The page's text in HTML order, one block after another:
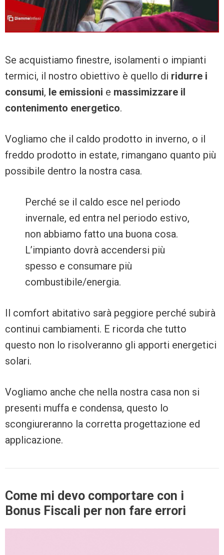
Se acquistiamo finestre, isolamenti o impianti
termici, il nostro obiettivo è quello di ridurre i
consumi, le emissioni e massimizzare il
contenimento energetico.
Vogliamo che il caldo prodotto in inverno, o il
freddo prodotto in estate, rimangano quanto più
possibile dentro la nostra casa.
Perché se il caldo esce nel periodo
invernale, ed entra nel periodo estivo,
non abbiamo fatto una buona cosa.
L’impianto dovrà accendersi più
spesso e consumare più
combustibile/energia.
Il comfort abitativo sarà peggiore perché subirà
continui cambiamenti. E ricorda che tutto
questo non lo risolveranno gli apporti energetici
solari.
Vogliamo anche che nella nostra casa non si
presenti muffa e condensa, questo lo
scongiureranno la corretta progettazione ed
applicazione.
Come mi devo comportare con i
Bonus Fiscali per non fare errori